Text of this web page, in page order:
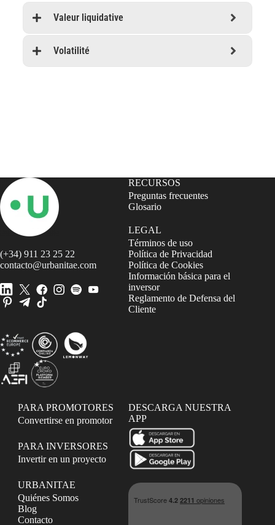
Valeur liquidative
Volatilité
(+34) 911 23 25 22
contacto@urbanitae.com
RECURSOS
Preguntas frecuentes
Glosario
LEGAL
Términos de uso
Política de Privacidad
Política de Cookies
Información básica para el
inversor
Reglamento de Defensa del
Cliente
PARA PROMOTORES
Convertirse en promotor
PARA INVERSORES
Invertir en un proyecto
URBANITAE
Quiénes Somos
Blog
Contacto
DESCARGA NUESTRA
APP